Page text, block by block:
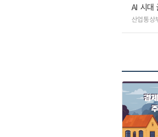
AI 시대
산업통상